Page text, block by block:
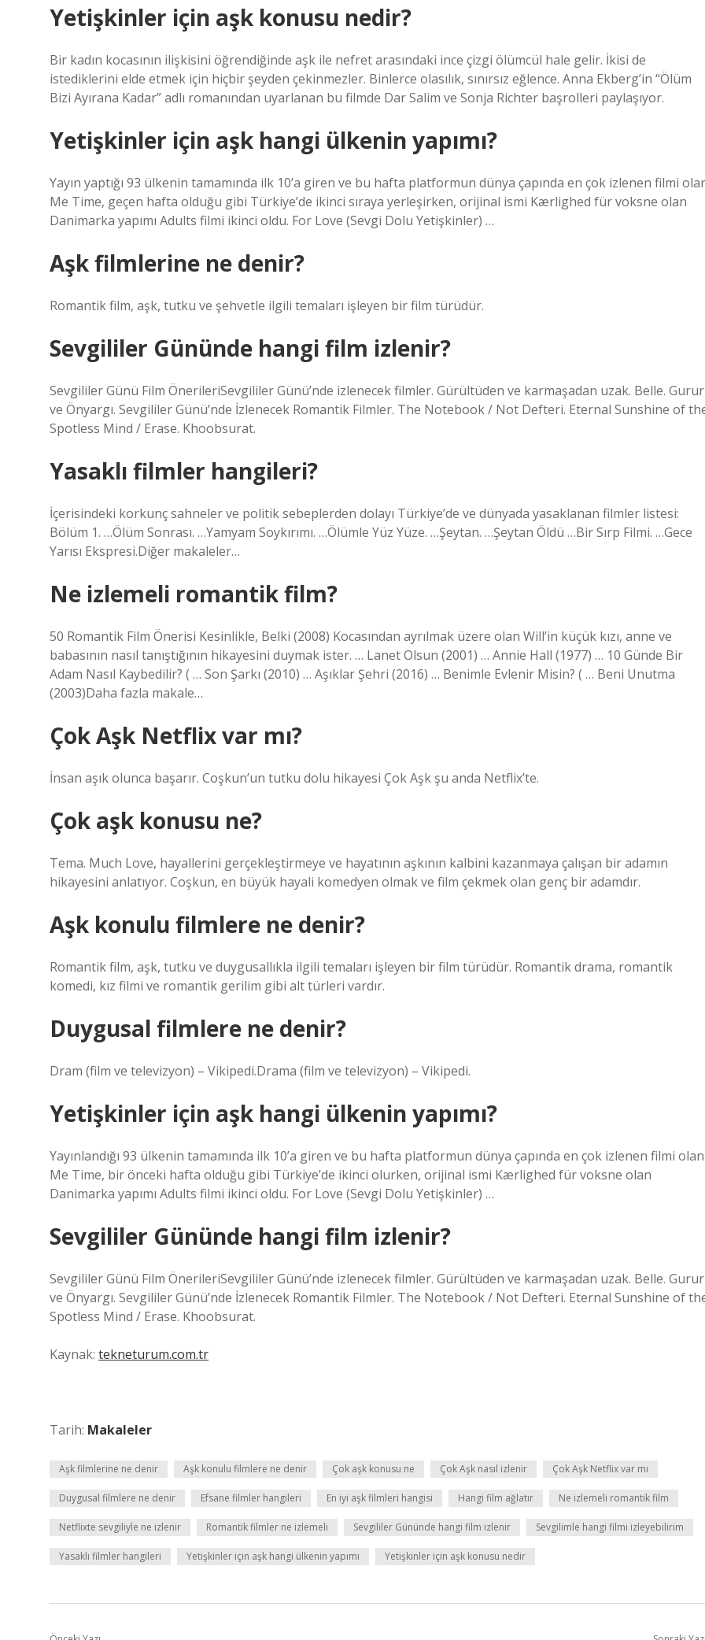
Yetişkinler için aşk konusu nedir?
Bir kadın kocasının ilişkisini öğrendiğinde aşk ile nefret arasındaki ince çizgi ölümcül hale gelir. İkisi de
istediklerini elde etmek için hiçbir şeyden çekinmezler. Binlerce olasılık, sınırsız eğlence. Anna Ekberg’in “Ölüm
Bizi Ayırana Kadar” adlı romanından uyarlanan bu filmde Dar Salim ve Sonja Richter başrolleri paylaşıyor.
Yetişkinler için aşk hangi ülkenin yapımı?
Yayın yaptığı 93 ülkenin tamamında ilk 10’a giren ve bu hafta platformun dünya çapında en çok izlenen filmi
Me Time, geçen hafta olduğu gibi Türkiye’de ikinci sıraya yerleşirken, orijinal ismi Kærlighed für voksne olan
Danimarka yapımı Adults filmi ikinci oldu. For Love (Sevgi Dolu Yetişkinler) …
Aşk filmlerine ne denir?
Romantik film, aşk, tutku ve şehvetle ilgili temaları işleyen bir film türüdür.
Sevgililer Gününde hangi film izlenir?
Sevgililer Günü Film ÖnerileriSevgililer Günü’nde izlenecek filmler. Gürültüden ve karmaşadan uzak. Belle. Gurur
ve Önyargı. Sevgililer Günü’nde İzlenecek Romantik Filmler. The Notebook / Not Defteri. Eternal Sunshine of
Spotless Mind / Erase. Khoobsurat.
Yasaklı filmler hangileri?
İçerisindeki korkunç sahneler ve politik sebeplerden dolayı Türkiye’de ve dünyada yasaklanan filmler listesi:
Bölüm 1. …Ölüm Sonrası. …Yamyam Soykırımı. …Ölümle Yüz Yüze. …Şeytan. …Şeytan Öldü …Bir Sırp Filmi. …Gece
Yarısı Ekspresi.Diğer makaleler…
Ne izlemeli romantik film?
50 Romantik Film Önerisi Kesinlikle, Belki (2008) Kocasından ayrılmak üzere olan Will’in küçük kızı, anne ve
babasının nasıl tanıştığının hikayesini duymak ister. … Lanet Olsun (2001) … Annie Hall (1977) … 10 Günde Bir
Adam Nasıl Kaybedilir? ( … Son Şarkı (2010) … Aşıklar Şehri (2016) … Benimle Evlenir Misin? ( … Beni Unutma
(2003)Daha fazla makale…
Çok Aşk Netflix var mı?
İnsan aşık olunca başarır. Coşkun’un tutku dolu hikayesi Çok Aşk şu anda Netflix’te.
Çok aşk konusu ne?
Tema. Much Love, hayallerini gerçekleştirmeye ve hayatının aşkının kalbini kazanmaya çalışan bir adamın
hikayesini anlatıyor. Coşkun, en büyük hayali komedyen olmak ve film çekmek olan genç bir adamdır.
Aşk konulu filmlere ne denir?
Romantik film, aşk, tutku ve duygusallıkla ilgili temaları işleyen bir film türüdür. Romantik drama, romantik
komedi, kız filmi ve romantik gerilim gibi alt türleri vardır.
Duygusal filmlere ne denir?
Dram (film ve televizyon) – Vikipedi.Drama (film ve televizyon) – Vikipedi.
Yetişkinler için aşk hangi ülkenin yapımı?
Yayınlandığı 93 ülkenin tamamında ilk 10’a giren ve bu hafta platformun dünya çapında en çok izlenen filmi olan
Me Time, bir önceki hafta olduğu gibi Türkiye’de ikinci olurken, orijinal ismi Kærlighed für voksne olan
Danimarka yapımı Adults filmi ikinci oldu. For Love (Sevgi Dolu Yetişkinler) …
Sevgililer Gününde hangi film izlenir?
Sevgililer Günü Film ÖnerileriSevgililer Günü’nde izlenecek filmler. Gürültüden ve karmaşadan uzak. Belle. Gurur
ve Önyargı. Sevgililer Günü’nde İzlenecek Romantik Filmler. The Notebook / Not Defteri. Eternal Sunshine of
Spotless Mind / Erase. Khoobsurat.
Kaynak: tekneturum.com.tr
Tarih: Makaleler
Aşk filmlerine ne denir Aşk konulu filmlere ne denir Çok aşk konusu ne Çok Aşk nasıl izlenir Çok Aşk Netflix var mı
Duygusal filmlere ne denir Efsane filmler hangileri En iyi aşk filmleri hangisi Hangi film ağlatır Ne izlemeli romantik film
Netflixte sevgiliyle ne izlenir Romantik filmler ne izlemeli Sevgililer Gününde hangi film izlenir Sevgilimle hangi filmi izleyebilirim
Yasaklı filmler hangileri Yetişkinler için aşk hangi ülkenin yapımı Yetişkinler için aşk konusu nedir